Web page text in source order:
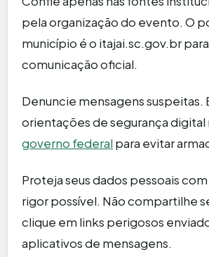
pela organização do evento. O
município é o itajai.sc.gov.br
comunicação oficial.
Denuncie mensagens suspeitas.
orientações de segurança
governo federal para evitar
Proteja seus dados pessoais
rigor possível. Não compartilhe
clique em links perigosos
aplicativos de mensagens.